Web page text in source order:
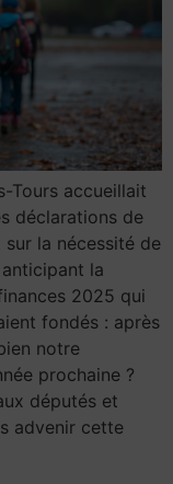
Tours accueillait
déclarations de
la nécessité de
la
2025 qui
fondés : après
notre
prochaine ?
députés et
advenir cette